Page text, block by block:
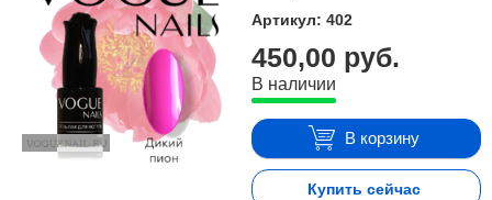
Артикул: 402
450,00 руб.
В наличии
В корзину
Купить сейчас